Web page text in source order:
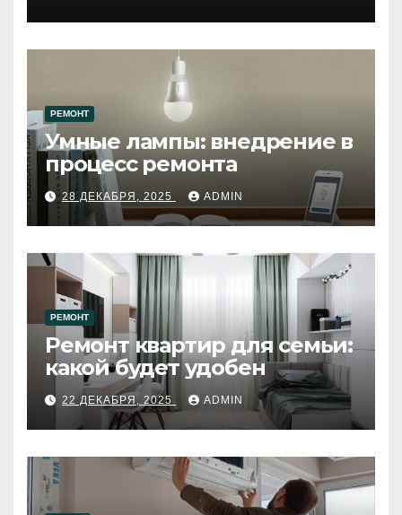
РЕМОНТ
Умные лампы: внедрение в
процесс ремонта
28 ДЕКАБРЯ, 2025 ADMIN
РЕМОНТ
Ремонт квартир для семьи:
какой будет удобен
22 ДЕКАБРЯ, 2025 ADMIN